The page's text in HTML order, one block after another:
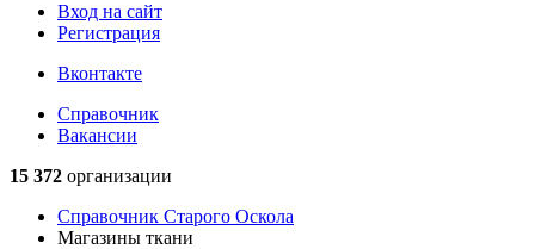
Вход на сайт
Регистрация
Вконтакте
Справочник
Вакансии
15 372 организации
Справочник Старого Оскола
Магазины ткани